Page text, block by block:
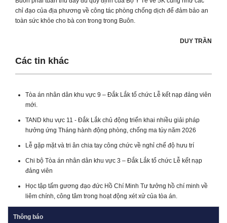
chỉ đạo của địa phương về công tác phòng chống dịch để đảm bảo an
toàn sức khỏe cho bà con trong trong Buôn.
DUY TRẦN
Các tin khác
Tòa án nhân dân khu vực 9 – Đắk Lắk tổ chức Lễ kết nạp đảng viên
mới.
TAND khu vực 11 - Đắk Lắk chủ động triển khai nhiều giải pháp
hưởng ứng Tháng hành động phòng, chống ma túy năm 2026
Lễ gặp mặt và tri ân chia tay công chức về nghỉ chế độ hưu trí
Chi bộ Tòa án nhân dân khu vực 3 – Đắk Lắk tổ chức Lễ kết nạp
đảng viên
Học tập tấm gương đạo đức Hồ Chí Minh Tư tưởng hồ chí minh về
liêm chính, công tâm trong hoạt động xét xử của tòa án.
Thông báo